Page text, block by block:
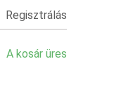
Regisztrálás
A kosár üres